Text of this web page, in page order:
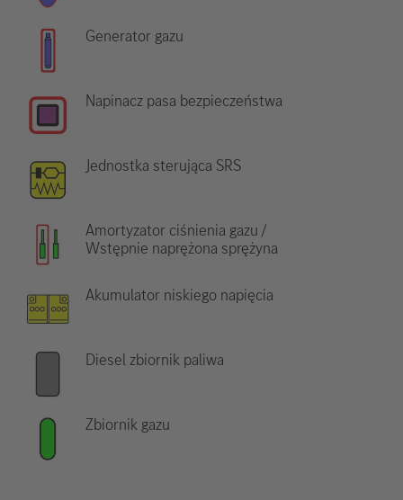
Generator gazu
Napinacz pasa bezpieczeństwa
Jednostka sterująca SRS
Amortyzator ciśnienia gazu /
Wstępnie naprężona sprężyna
Akumulator niskiego napięcia
Diesel zbiornik paliwa
Zbiornik gazu